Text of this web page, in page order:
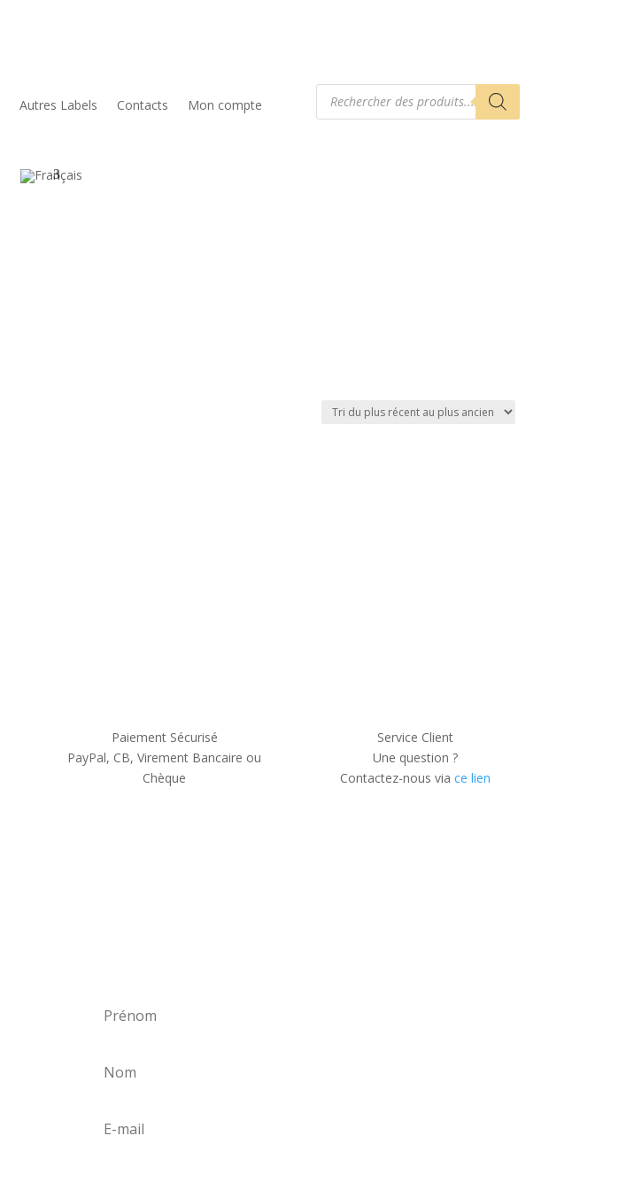
Autres Labels Contacts Mon compte
Recherche
Paiement Sécurisé
PayPal, CB, Virement Bancaire ou
Chèque
Service Client
Une question ?
Contactez-nous viace lien